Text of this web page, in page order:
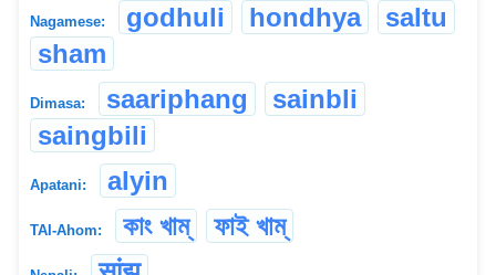
Nagamese: godhuli hondhya
saltu
sham
Dimasa: saariphang
sainbli
saingbili
Apatani: alyin
TAI-Ahom: কাং খাম্ ফাই খাম্